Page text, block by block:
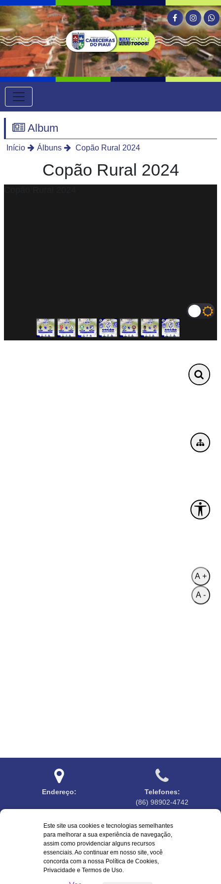
A +
A -
Album
Início Álbuns Copão Rural 2024
Copão Rural 2024
Endereço:
Telefones:
(86) 98902-4742
Horário de atendimento:
7:30 às 13:00
Emails:
ouvidoriacabeceiras@gmail.com
Este site usa cookies e tecnologias semelhantes
para melhorar a sua experiência de navegação,
assim como providenciar alguns recursos
essenciais. Ao continuar em nosso site, você
concorda com a nossa Política de Cookies,
Privacidade e Termos de Uso.